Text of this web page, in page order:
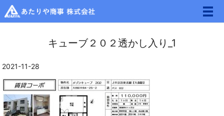
メ
キューブ２０２透かし入り_1
2021-11-28